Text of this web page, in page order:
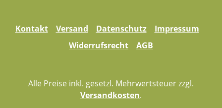
Kontakt Versand Datenschutz
Impressum
Widerrufsrecht
AGB
Alle Preise inkl. gesetzl. Mehrwertsteuer zzgl.
Versandkosten.